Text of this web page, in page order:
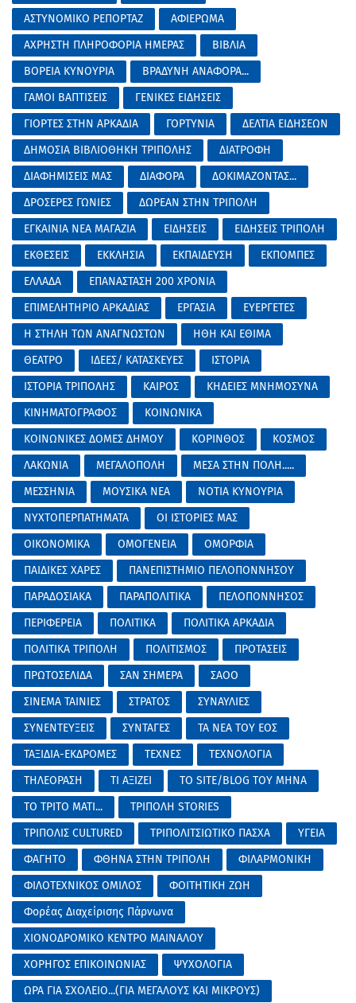
ΑΣΤΥΝΟΜΙΚΟ ΡΕΠΟΡΤΑΖ
ΑΦΙΕΡΩΜΑ
ΑΧΡΗΣΤΗ ΠΛΗΡΟΦΟΡΙΑ ΗΜΕΡΑΣ
ΒΙΒΛΙΑ
ΒΟΡΕΙΑ ΚΥΝΟΥΡΙΑ
ΒΡΑΔΥΝΗ ΑΝΑΦΟΡΑ...
ΓΑΜΟΙ ΒΑΠΤΙΣΕΙΣ
ΓΕΝΙΚΕΣ ΕΙΔΗΣΕΙΣ
ΓΙΟΡΤΕΣ ΣΤΗΝ ΑΡΚΑΔΙΑ
ΓΟΡΤΥΝΙΑ
ΔΕΛΤΙΑ ΕΙΔΗΣΕΩΝ
ΔΗΜΟΣΙΑ ΒΙΒΛΙΟΘΗΚΗ ΤΡΙΠΟΛΗΣ
ΔΙΑΤΡΟΦΗ
ΔΙΑΦΗΜΙΣΕΙΣ ΜΑΣ
ΔΙΑΦΟΡΑ
ΔΟΚΙΜΑΖΟΝΤΑΣ...
ΔΡΟΣΕΡΕΣ ΓΩΝΙΕΣ
ΔΩΡΕΑΝ ΣΤΗΝ ΤΡΙΠΟΛΗ
ΕΓΚΑΙΝΙΑ ΝΕΑ ΜΑΓΑΖΙΑ
ΕΙΔΗΣΕΙΣ
ΕΙΔΗΣΕΙΣ ΤΡΙΠΟΛΗ
ΕΚΘΕΣΕΙΣ
ΕΚΚΛΗΣΙΑ ΕΚΠΑΙΔΕΥΣΗ
ΕΚΠΟΜΠΕΣ
ΕΛΛΑΔΑ
ΕΠΑΝΑΣΤΑΣΗ 200 ΧΡΟΝΙΑ
ΕΠΙΜΕΛΗΤΗΡΙΟ ΑΡΚΑΔΙΑΣ
ΕΡΓΑΣΙΑ
ΕΥΕΡΓΕΤΕΣ
Η ΣΤΗΛΗ ΤΩΝ ΑΝΑΓΝΩΣΤΩΝ
ΗΘΗ ΚΑΙ ΕΘΙΜΑ
ΘΕΑΤΡΟ
ΙΔΕΕΣ/ ΚΑΤΑΣΚΕΥΕΣ
ΙΣΤΟΡΙΑ
ΙΣΤΟΡΙΑ ΤΡΙΠΟΛΗΣ
ΚΑΙΡΟΣ
ΚΗΔΕΙΕΣ ΜΝΗΜΟΣΥΝΑ
ΚΙΝΗΜΑΤΟΓΡΑΦΟΣ
ΚΟΙΝΩΝΙΚΑ
ΚΟΙΝΩΝΙΚΕΣ ΔΟΜΕΣ ΔΗΜΟΥ
ΚΟΡΙΝΘΟΣ
ΚΟΣΜΟΣ
ΛΑΚΩΝΙΑ
ΜΕΓΑΛΟΠΟΛΗ
ΜΕΣΑ ΣΤΗΝ ΠΟΛΗ.....
ΜΕΣΣΗΝΙΑ
ΜΟΥΣΙΚΑ ΝΕΑ
ΝΟΤΙΑ ΚΥΝΟΥΡΙΑ
ΝΥΧΤΟΠΕΡΠΑΤΗΜΑΤΑ
ΟΙ ΙΣΤΟΡΙΕΣ ΜΑΣ
ΟΙΚΟΝΟΜΙΚΑ
ΟΜΟΓΕΝΕΙΑ
ΟΜΟΡΦΙΑ
ΠΑΙΔΙΚΕΣ ΧΑΡΕΣ
ΠΑΝΕΠΙΣΤΗΜΙΟ ΠΕΛΟΠΟΝΝΗΣΟΥ
ΠΑΡΑΔΟΣΙΑΚΑ
ΠΑΡΑΠΟΛΙΤΙΚΑ
ΠΕΛΟΠΟΝΝΗΣΟΣ
ΠΕΡΙΦΕΡΕΙΑ
ΠΟΛΙΤΙΚΑ
ΠΟΛΙΤΙΚΑ ΑΡΚΑΔΙΑ
ΠΟΛΙΤΙΚΑ ΤΡΙΠΟΛΗ
ΠΟΛΙΤΙΣΜΟΣ
ΠΡΟΤΑΣΕΙΣ
ΠΡΩΤΟΣΕΛΙΔΑ
ΣΑΝ ΣΗΜΕΡΑ
ΣΑΟΟ
ΣΙΝΕΜΑ ΤΑΙΝΙΕΣ
ΣΤΡΑΤΟΣ
ΣΥΝΑΥΛΙΕΣ
ΣΥΝΕΝΤΕΥΞΕΙΣ
ΣΥΝΤΑΓΕΣ
ΤΑ ΝΕΑ ΤΟΥ ΕΟΣ
ΤΑΞΙΔΙΑ-ΕΚΔΡΟΜΕΣ
ΤΕΧΝΕΣ
ΤΕΧΝΟΛΟΓΙΑ
ΤΗΛΕΟΡΑΣΗ
ΤΙ ΑΞΙΖΕΙ
ΤΟ SITE/BLOG ΤΟΥ ΜΗΝΑ
ΤΟ ΤΡΙΤΟ ΜΑΤΙ...
ΤΡΙΠΟΛΗ STORIES
ΤΡΙΠΟΛΙΣ CULTURED
ΤΡΙΠΟΛΙΤΣΙΩΤΙΚΟ ΠΑΣΧΑ
ΥΓΕΙΑ
ΦΑΓΗΤΟ
ΦΘΗΝΑ ΣΤΗΝ ΤΡΙΠΟΛΗ
ΦΙΛΑΡΜΟΝΙΚΗ
ΦΙΛΟΤΕΧΝΙΚΟΣ ΟΜΙΛΟΣ
ΦΟΙΤΗΤΙΚΗ ΖΩΗ
Φορέας Διαχείρισης Πάρνωνα
ΧΙΟΝΟΔΡΟΜΙΚΟ ΚΕΝΤΡΟ ΜΑΙΝΑΛΟΥ
ΧΟΡΗΓΟΣ ΕΠΙΚΟΙΝΩΝΙΑΣ
ΨΥΧΟΛΟΓΙΑ
ΩΡΑ ΓΙΑ ΣΧΟΛΕΙΟ...(ΓΙΑ ΜΕΓΑΛΟΥΣ ΚΑΙ ΜΙΚΡΟΥΣ)